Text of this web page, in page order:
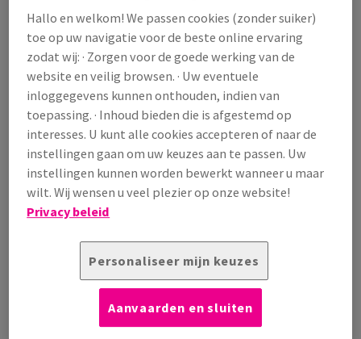
een wereldwijd verdrag te ontwikkelen dat een einde maakt
aan kunststofvervuiling. Dit historische verdrag zal de
volledige levenscyclus van kunststof aanpakken, van
productie en ontwerp tot afvalbeheer. Het zal ook de
duurzame productie en consumptie van kunststoffen
bevorderen en de ontwikkeling van een circulaire economie
voor kunststoffen stimuleren.
Daarnaast heeft de Europese Commissie nieuwe EU-brede
regels voor verpakkingen voorgesteld om deze groeiende
afvalbron en toenemende frustratie bij de consument aan te
pakken. In december 2023 bereikte de Europese Raad
Gemiddeld produceert elke Europeaan bijna 180 kg
verpakkingsafval per jaar. Verpakkingen zijn een van de
grootste toepassingen van virgin grondstoffen, en 40% van
Hallo en welkom! We passen cookies (zonder suiker)
toe op uw navigatie voor de beste online ervaring
zodat wij: · Zorgen voor de goede werking van de
website en veilig browsen. · Uw eventuele
inloggegevens kunnen onthouden, indien van
toepassing. · Inhoud bieden die is afgestemd op
interesses. U kunt alle cookies accepteren of naar de
instellingen gaan om uw keuzes aan te passen. Uw
instellingen kunnen worden bewerkt wanneer u maar
wilt. Wij wensen u veel plezier op onze website!
Privacy beleid
Personaliseer mijn keuzes
Aanvaarden en sluiten